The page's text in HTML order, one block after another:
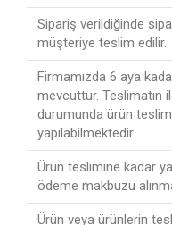
Sipariş verildiğinde
müşteriye teslim edilir.
Firmamızda 6 aya
mevcuttur. Teslimatın
durumunda ürün
yapılabilmektedir.
Ürün teslimine kadar
ödeme makbuzu
Ürün veya ürünlerin